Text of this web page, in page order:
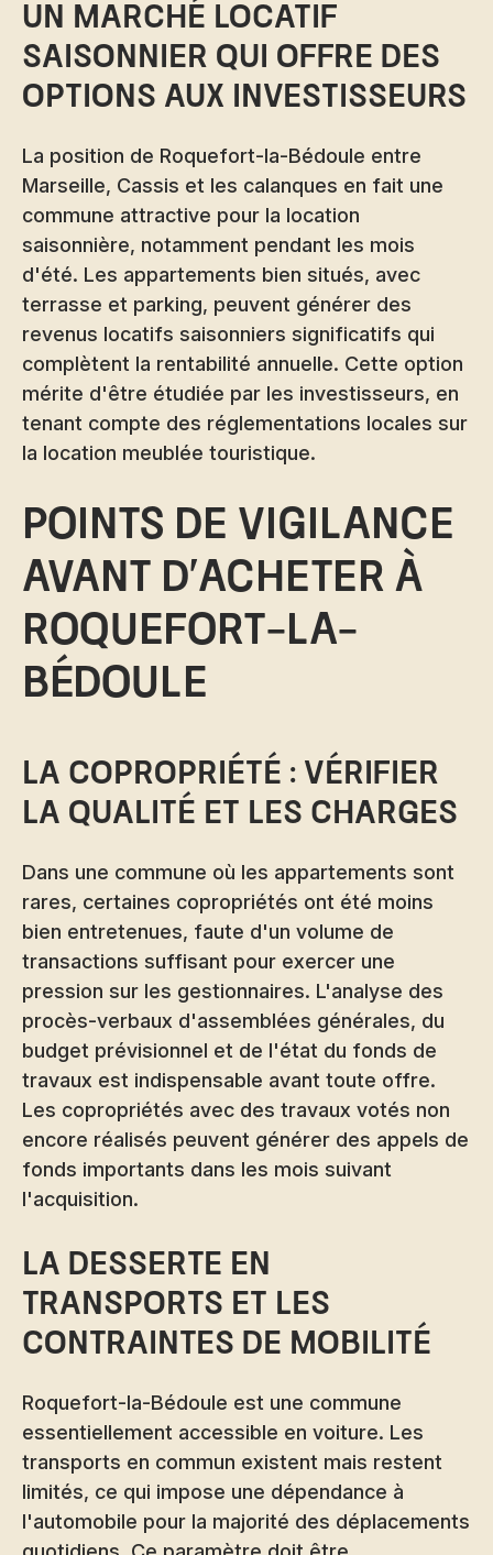
Un marché locatif
saisonnier qui offre des
options aux investisseurs
La position de Roquefort-la-Bédoule entre
Marseille, Cassis et les calanques en fait une
commune attractive pour la location
saisonnière, notamment pendant les mois
d'été. Les appartements bien situés, avec
terrasse et parking, peuvent générer des
revenus locatifs saisonniers significatifs qui
complètent la rentabilité annuelle. Cette option
mérite d'être étudiée par les investisseurs, en
tenant compte des réglementations locales sur
la location meublée touristique.
Points de vigilance
avant d'acheter à
Roquefort-la-
Bédoule
La copropriété : vérifier
la qualité et les charges
Dans une commune où les appartements sont
rares, certaines copropriétés ont été moins
bien entretenues, faute d'un volume de
transactions suffisant pour exercer une
pression sur les gestionnaires. L'analyse des
procès-verbaux d'assemblées générales, du
budget prévisionnel et de l'état du fonds de
travaux est indispensable avant toute offre.
Les copropriétés avec des travaux votés non
encore réalisés peuvent générer des appels de
fonds importants dans les mois suivant
l'acquisition.
La desserte en
transports et les
contraintes de mobilité
Roquefort-la-Bédoule est une commune
essentiellement accessible en voiture. Les
transports en commun existent mais restent
limités, ce qui impose une dépendance à
l'automobile pour la majorité des déplacements